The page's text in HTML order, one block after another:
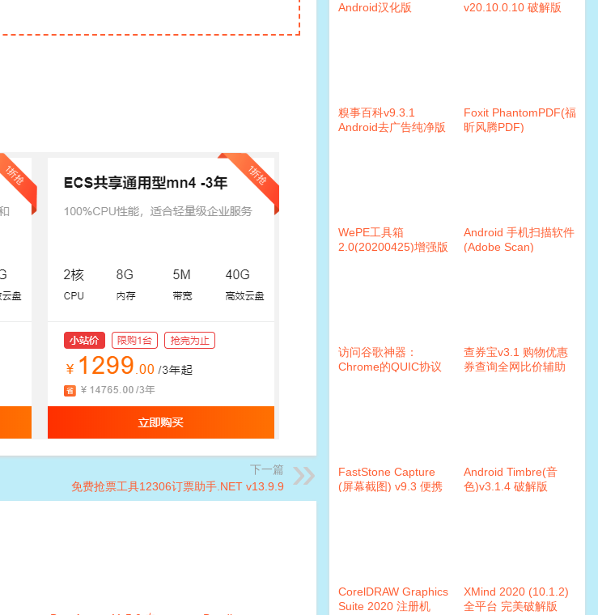
下一篇
免费抢票工具12306订票助手.NET v13.9.9
Android汉化版
v20.10.0.10 破解版
糗事百科v9.3.1
Android去广告纯净版
Foxit PhantomPDF(福
昕风腾PDF)
WePE工具箱
2.0(20200425)增强版
Android 手机扫描软件
(Adobe Scan)
访问谷歌神器：
Chrome的QUIC协议
查券宝v3.1 购物优惠
券查询全网比价辅助
FastStone Capture
(屏幕截图) v9.3 便携
Android Timbre(音
色)v3.1.4 破解版
CorelDRAW Graphics
Suite 2020 注册机
XMind 2020 (10.1.2)
全平台 完美破解版